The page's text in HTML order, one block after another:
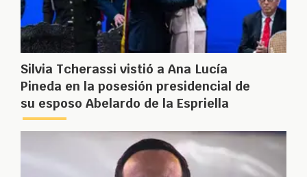
Silvia Tcherassi vistió a Ana Lucía
Pineda en la posesión presidencial de
su esposo Abelardo de la Espriella